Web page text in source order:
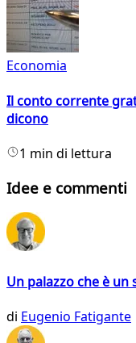
Economia
Il conto corrente
dicono
1 min di lettura
Idee e commenti
Un palazzo che è
di Eugenio Fatigante